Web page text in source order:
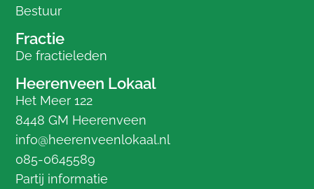
Bestuur
Fractie
De fractieleden
Heerenveen Lokaal
Het Meer 122
8448 GM Heerenveen
info@heerenveenlokaal.nl
085-0645589
Partij informatie